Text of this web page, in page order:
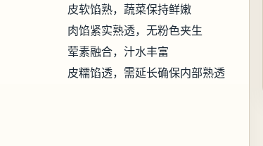
皮软馅熟，蔬菜保持鲜嫩
肉馅紧实熟透，无粉色夹生
荤素融合，汁水丰富
皮糯馅透，需延长确保内部熟透